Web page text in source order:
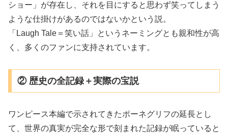
ショー」が存在し、それを目にすると思わず笑ってしまう
ような仕掛けがあるのではないかという説。
「Laugh Tale＝笑い話」というネーミングとも親和性が高
く、多くのファンに支持されています。
② 歴史の全記録＋実際の宝説
ワンピース本編で示されてきたポーネグリフの延長とし
て、世界の真実が完全な形で刻まれた記録が眠っていると